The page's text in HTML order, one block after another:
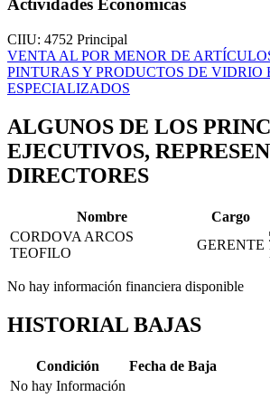
Actividades Económicas
CIIU: 4752 Principal
VENTA AL POR MENOR DE
PINTURAS Y PRODUCTOS DE VIDRIO
ESPECIALIZADOS
ALGUNOS DE LOS
EJECUTIVOS,
DIRECTORES
Nombre Cargo
CORDOVA ARCOS
TEOFILO
GERENTE
No hay información financiera disponible
HISTORIAL BAJAS
Condición
Fecha de Baja
No hay Información